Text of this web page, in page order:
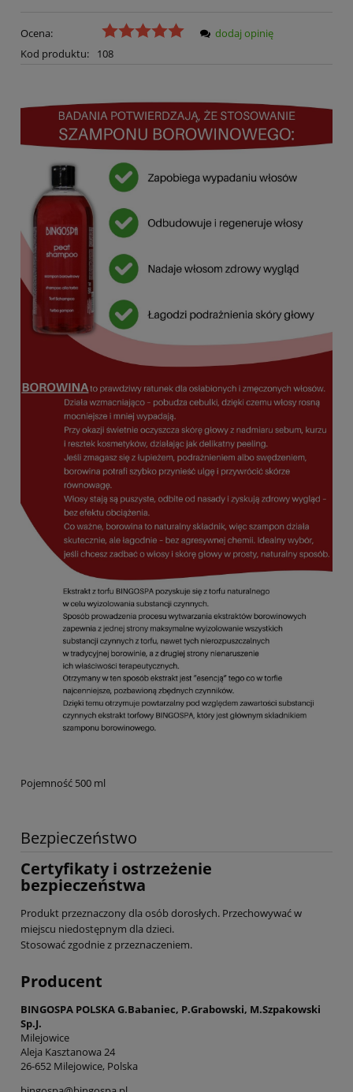
Ocena:
Kod produktu:
108
dodaj opinię
Pojemność 500 ml
Bezpieczeństwo
Certyfikaty i ostrzeżenie
bezpieczeństwa
Produkt przeznaczony dla osób dorosłych. Przechowywać w
miejscu niedostępnym dla dzieci.
Stosować zgodnie z przeznaczeniem.
Producent
BINGOSPA POLSKA G.Babaniec, P.Grabowski, M.Szpakowski
Sp.J.
Milejowice
Aleja Kasztanowa 24
26-652 Milejowice, Polska